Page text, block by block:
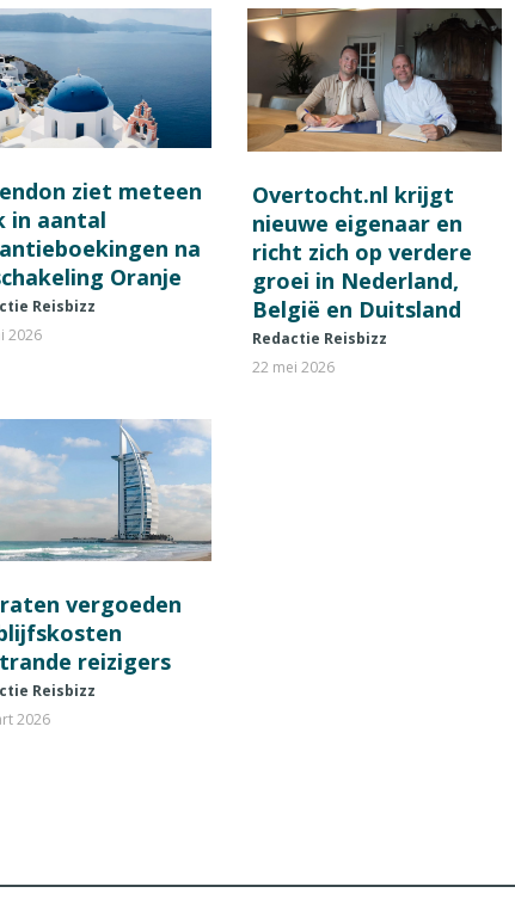
ziet meteen
in aantal
na
Oranje
Reisbizz
2026
Overtocht.nl krijgt
nieuwe eigenaar en
richt zich op verdere
groei in Nederland,
België en Duitsland
Redactie Reisbizz
22 mei 2026
vergoeden
reizigers
Reisbizz
2026